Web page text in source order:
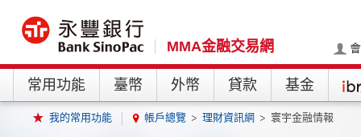
MMA金融交易網
常用功能 臺幣 外幣 貸款 基金
我的常用功能 帳戶總覽 理財資訊網 寰宇金融情報